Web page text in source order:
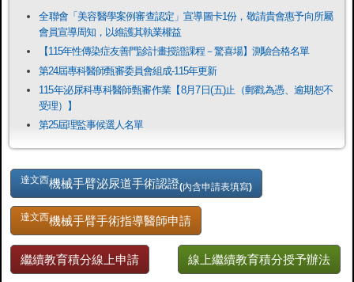
全聯會「​美容醫學案例審查認定」宣導圖卡1份，敬請貴會惠予向所屬
會員宣導周知，以維護其執業權益
【115年性傳染症友善門診計畫授證課程－驚喜場】測驗合格名單
第24屆專科醫師甄審委員會組成-115年更新
115年泌尿科專科醫師甄審作業【8月7日(五)止（郵戳為憑、逾期恕不
受理）】
第25屆理監事候選人名單
達文西機械手臂泌尿道手術認證(內含申請表填寫)
達文西機械手臂手術指導醫師申請
繼續教育積分線上申請 線上繼續教育積分授予辦法